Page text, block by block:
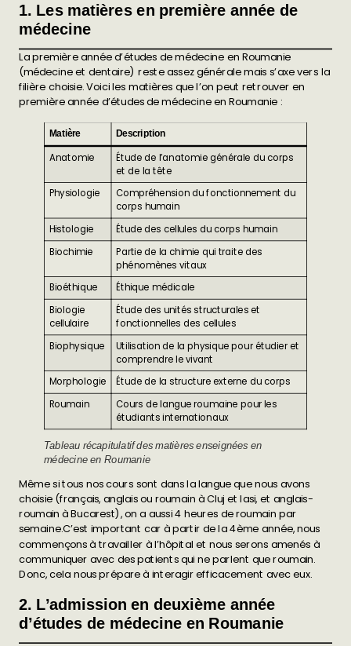
1. Les matières en première année de
médecine
La première année d’études de médecine en Roumanie
(médecine et dentaire) reste assez générale mais s’axe vers la
filière choisie. Voici les matières que l’on peut retrouver en
première année d’études de médecine en Roumanie :
Matière Description
Anatomie Étude de l’anatomie générale du corps
et de la tête
Physiologie
Compréhension du fonctionnement du
corps humain
Histologie
Étude des cellules du corps humain
Biochimie
Partie de la chimie qui traite des
phénomènes vitaux
Bioéthique
Éthique médicale
Biologie
cellulaire
Étude des unités structurales et
fonctionnelles des cellules
Biophysique
Utilisation de la physique pour étudier et
comprendre le vivant
Morphologie
Étude de la structure externe du corps
Roumain
Cours de langue roumaine pour les
étudiants internationaux
Tableau récapitulatif des matières enseignées en
médecine en Roumanie
Même si tous nos cours sont dans la langue que nous avons
choisie (français, anglais ou roumain à Cluj et Iasi, et anglais-
roumain à Bucarest), on a aussi 4 heures de roumain par
semaine.C’est important car à partir de la 4ème année, nous
commençons à travailler à l’hôpital et nous serons amenés à
communiquer avec des patients qui ne parlent que roumain.
Donc, cela nous prépare à interagir efficacement avec eux.
2. L’admission en deuxième année
d’études de médecine en Roumanie